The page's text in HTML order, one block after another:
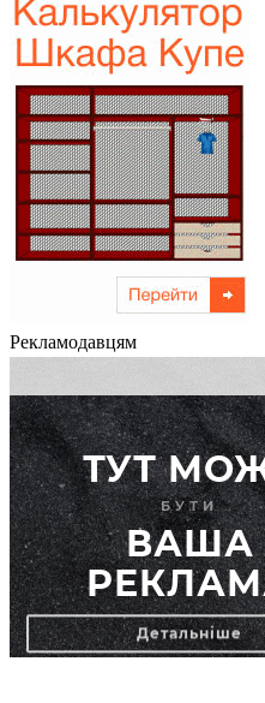
Рекламодавцям